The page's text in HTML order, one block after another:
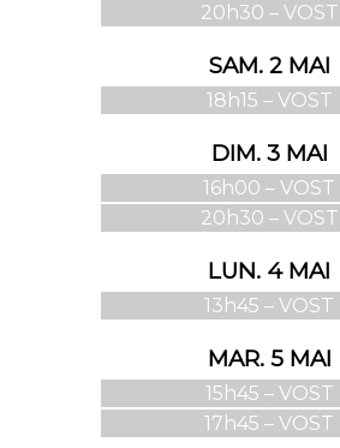
20h30 – VOST
SAM. 2 MAI
18h15 – VOST
DIM. 3 MAI
16h00 – VOST
20h30 – VOST
LUN. 4 MAI
13h45 – VOST
MAR. 5 MAI
15h45 – VOST
17h45 – VOST